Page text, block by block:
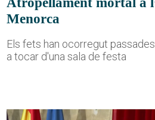
Menorca
Els fets han ocorregut
a tocar d'una sala de festa